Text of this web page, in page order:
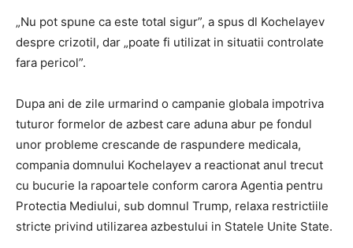
„Nu pot spune ca este total sigur”, a spus dl Kochelayev
despre crizotil, dar „poate fi utilizat in situatii controlate
fara pericol”.
Dupa ani de zile urmarind o campanie globala impotriva
tuturor formelor de azbest care aduna abur pe fondul
unor probleme crescande de raspundere medicala,
compania domnului Kochelayev a reactionat anul trecut
cu bucurie la rapoartele conform carora Agentia pentru
Protectia Mediului, sub domnul Trump, relaxa restrictiile
stricte privind utilizarea azbestului in Statele Unite State.